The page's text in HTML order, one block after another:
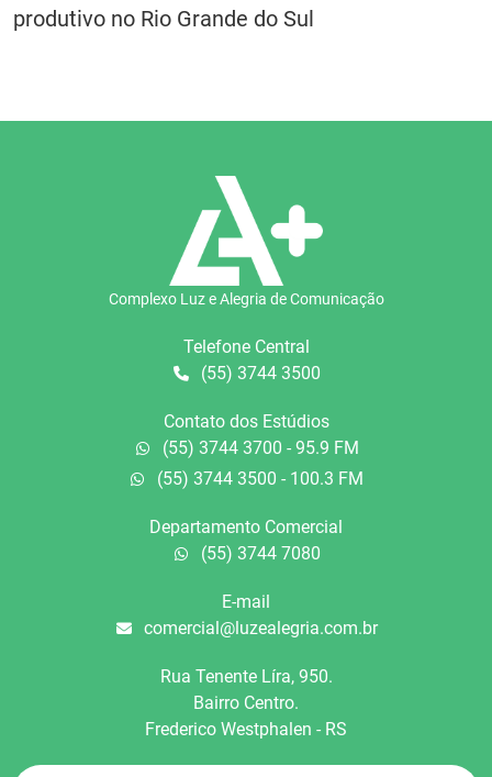
produtivo no Rio Grande do Sul
Complexo Luz e Alegria de Comunicação
Telefone Central
(55) 3744 3500
Contato dos Estúdios
(55) 3744 3700 - 95.9 FM
(55) 3744 3500 - 100.3 FM
Departamento Comercial
(55) 3744 7080
E-mail
comercial@luzealegria.com.br
Rua Tenente Líra, 950.
Bairro Centro.
Frederico Westphalen - RS